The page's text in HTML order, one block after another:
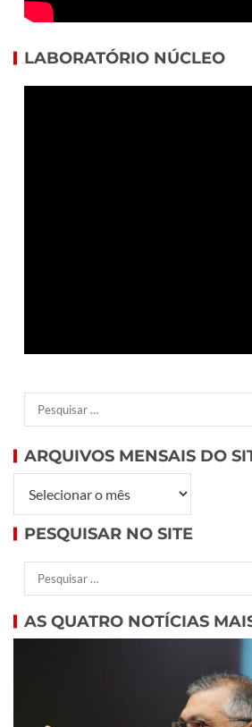
LABORATÓRIO NÚCLEO
ARQUIVOS MENSAIS DO
PESQUISAR NO SITE
AS QUATRO NOTÍCIAS